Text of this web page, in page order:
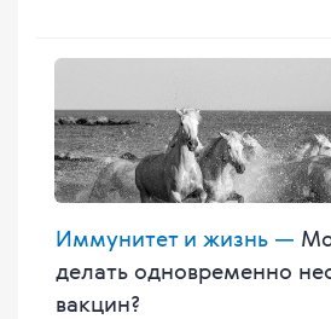
Иммунитет и жизнь —
делать одновременно
вакцин?